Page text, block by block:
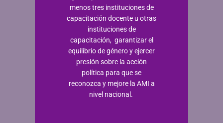
menos tres instituciones de
capacitación docente u otras
instituciones de
capacitación, garantizar el
equilibrio de género y ejercer
presión sobre la acción
política para que se
reconozca y mejore la AMI a
nivel nacional.